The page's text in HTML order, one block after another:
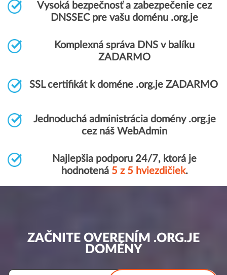
Vysoká bezpečnosť a zabezpečenie cez
DNSSEC pre vašu doménu .org.je
Komplexná správa DNS v balíku
ZADARMO
SSL certifikát k doméne .org.je ZADARMO
Jednoduchá administrácia domény .org.je
cez náš WebAdmin
Najlepšia podporu 24/7, ktorá je
hodnotená 5 z 5 hviezdičiek.
ZAČNITE OVERENÍM .ORG.JE
DOMÉNY